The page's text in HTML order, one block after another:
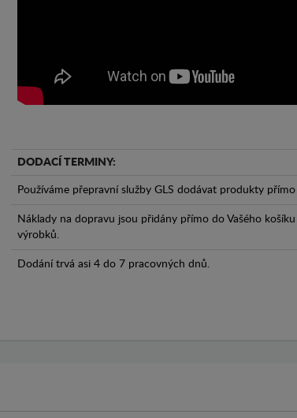
DODACÍ TERMINY:
Používáme přepravní služby GLS dodávat produkty přímo
Náklady na dopravu jsou přidány přímo do Vašého
výrobků.
Dodání trvá asi 4 do 7 pracovných dnů.